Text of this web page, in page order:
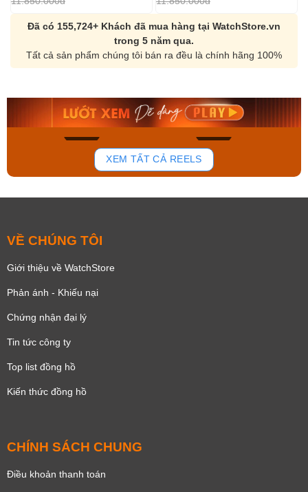
Đã có 155,724+ Khách đã mua hàng tại WatchStore.vn
trong 5 năm qua.
Tất cả sản phẩm chúng tôi bán ra đều là chính hãng 100%
140
Orient Nam RA-
Mua ngay
Casio Nam MTS-
Mua ngay
XEM TẤT CẢ REELS
VỀ CHÚNG TÔI
Giới thiệu về WatchStore
Phản ánh - Khiếu nại
Chứng nhận đại lý
Tin tức công ty
Top list đồng hồ
Kiến thức đồng hồ
CHÍNH SÁCH CHUNG
Điều khoản thanh toán